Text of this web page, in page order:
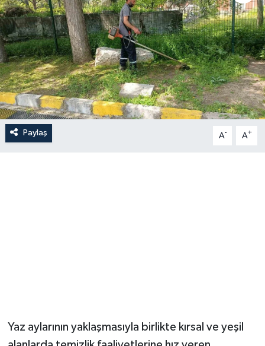
Paylaş A- A+
Yaz aylarının yaklaşmasıyla birlikte kırsal ve yeşil